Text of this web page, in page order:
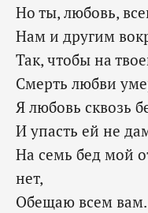
Но ты, любовь,
Нам и другим
Так, чтобы на
Смерть любви
Я любовь сквозь
И упасть ей не
На семь бед мой
нет,
Обещаю всем вам.